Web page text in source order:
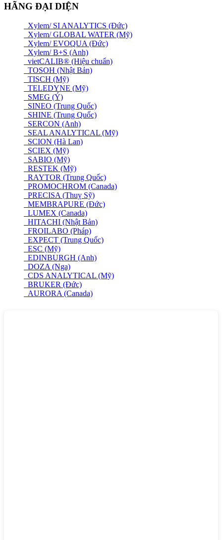
HÃNG ĐẠI DIỆN
Xylem/ SI ANALYTICS (Đức)
Xylem/ GLOBAL WATER (Mỹ)
Xylem/ EVOQUA (Đức)
Xylem/ B+S (Anh)
vietCALIB® (Hiệu chuẩn)
TOSOH (Nhật Bản)
TISCH (Mỹ)
TELEDYNE (Mỹ)
SMEG (Ý)
SINEO (Trung Quốc)
SHINE (Trung Quốc)
SERCON (Anh)
SEAL ANALYTICAL (Mỹ)
SCION (Hà Lan)
SCIEX (Mỹ)
SABIO (Mỹ)
RESTEK (Mỹ)
RAYTOR (Trung Quốc)
PROMOCHROM (Canada)
PRECISA (Thuỵ Sỹ)
MEMBRAPURE (Đức)
LUMEX (Canada)
HITACHI (Nhật Bản)
FROILABO (Pháp)
EXPECT (Trung Quốc)
ESC (Mỹ)
EDINBURGH (Anh)
DOZA (Nga)
CDS ANALYTICAL (Mỹ)
BRUKER (Đức)
AURORA (Canada)